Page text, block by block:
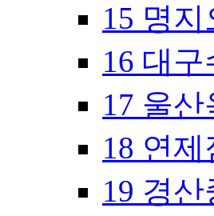
15 명
16 대구
17 울산
18 연제
19 경산